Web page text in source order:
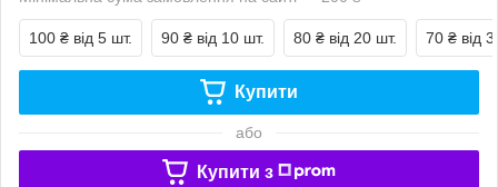
100 ₴ від 5 шт. 90 ₴ від 10 шт. 80 ₴ від 20 шт. 70 ₴ від
Купити
або
Купити з